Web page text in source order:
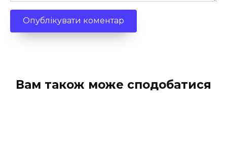
Вам також може сподобатися